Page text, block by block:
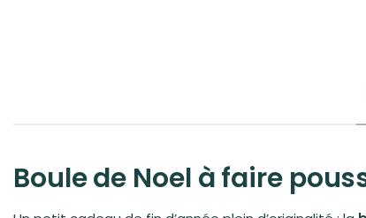
Boule de Noel à faire